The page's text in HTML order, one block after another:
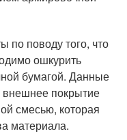
по поводу того, что
ошкурить
бумагой. Данные
внешнее покрытие
смесью, которая
материала.